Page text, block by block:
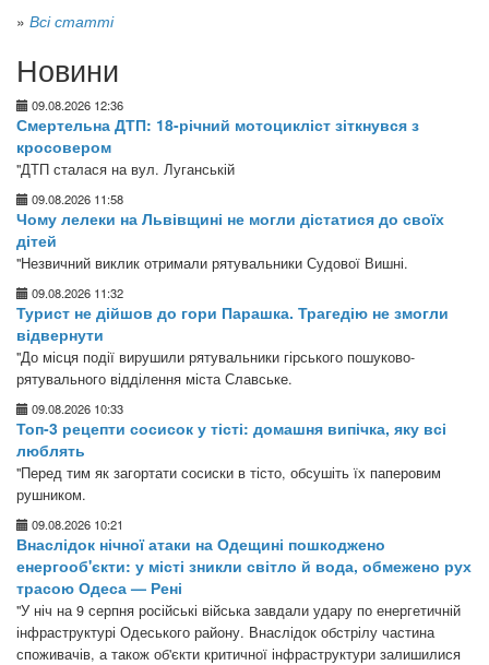
» Всі статті
Новини
09.08.2026 12:36
Смертельна ДТП: 18-річний мотоцикліст зіткнувся з
кросовером
"ДТП сталася на вул. Луганській
09.08.2026 11:58
Чому лелеки на Львівщині не могли дістатися до своїх
дітей
"Незвичний виклик отримали рятувальники Судової Вишні.
09.08.2026 11:32
Турист не дійшов до гори Парашка. Трагедію не змогли
відвернути
"До місця події вирушили рятувальники гірського пошуково-
рятувального відділення міста Славське.
09.08.2026 10:33
Топ-3 рецепти сосисок у тісті: домашня випічка, яку всі
люблять
"Перед тим як загортати сосиски в тісто, обсушіть їх паперовим
рушником.
09.08.2026 10:21
Внаслідок нічної атаки на Одещині пошкоджено
енергооб'єкти: у місті зникли світло й вода, обмежено рух
трасою Одеса — Рені
"У ніч на 9 серпня російські війська завдали удару по енергетичній
інфраструктурі Одеського району. Внаслідок обстрілу частина
споживачів, а також об'єкти критичної інфраструктури залишилися